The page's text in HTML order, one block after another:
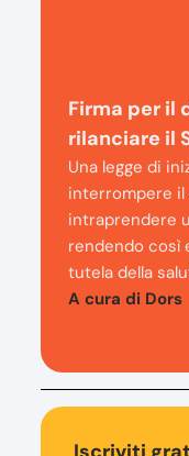
Firma per il
rilanciare il
Una legge di
interrompere il
intraprendere
rendendo così
tutela della
A cura di Dors